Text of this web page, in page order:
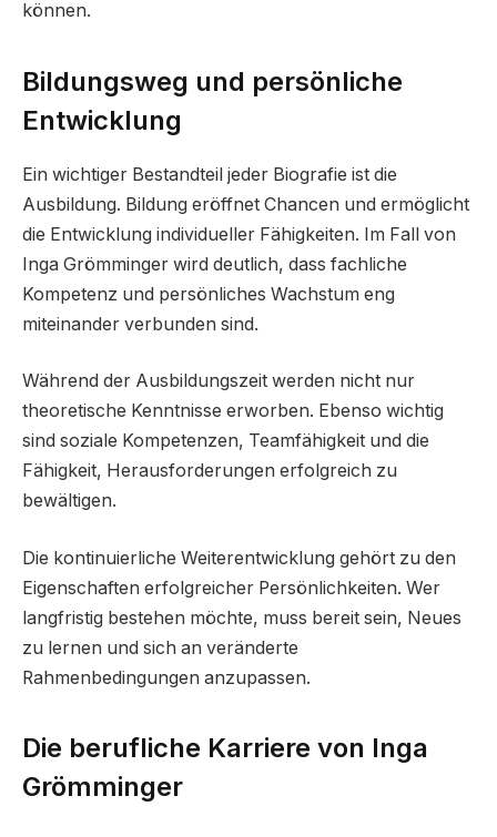
können.
Bildungsweg und persönliche
Entwicklung
Ein wichtiger Bestandteil jeder Biografie ist die
Ausbildung. Bildung eröffnet Chancen und ermöglicht
die Entwicklung individueller Fähigkeiten. Im Fall von
Inga Grömminger wird deutlich, dass fachliche
Kompetenz und persönliches Wachstum eng
miteinander verbunden sind.
Während der Ausbildungszeit werden nicht nur
theoretische Kenntnisse erworben. Ebenso wichtig
sind soziale Kompetenzen, Teamfähigkeit und die
Fähigkeit, Herausforderungen erfolgreich zu
bewältigen.
Die kontinuierliche Weiterentwicklung gehört zu den
Eigenschaften erfolgreicher Persönlichkeiten. Wer
langfristig bestehen möchte, muss bereit sein, Neues
zu lernen und sich an veränderte
Rahmenbedingungen anzupassen.
Die berufliche Karriere von Inga
Grömminger